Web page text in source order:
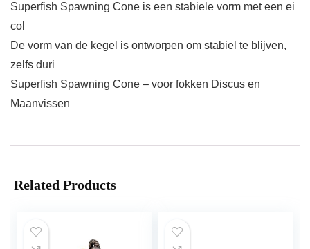
Superfish Spawning Cone is een stabiele vorm met een ei
col
De vorm van de kegel is ontworpen om stabiel te blijven,
zelfs duri
Superfish Spawning Cone – voor fokken Discus en
Maanvissen
Related Products